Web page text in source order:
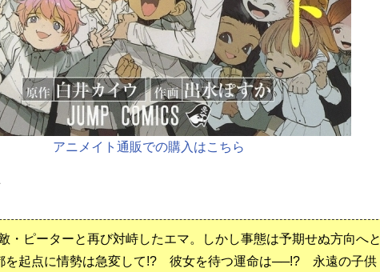
アニメイト通販での購入はこちら
・ピーターと再び対峙したエマ。しかし事態は予期せぬ方向へと
を起点に情勢は急変して!? 彼女を待つ運命は──!? 永遠の子供